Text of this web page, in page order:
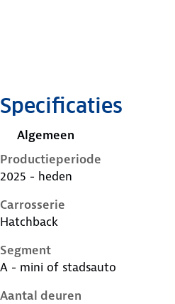
Specificaties
Algemeen
Productieperiode
2025 - heden
Carrosserie
Hatchback
Segment
A - mini of stadsauto
Aantal deuren